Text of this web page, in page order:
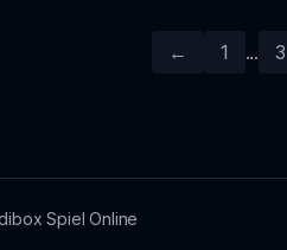
← 1 ... 3
Spiel Online